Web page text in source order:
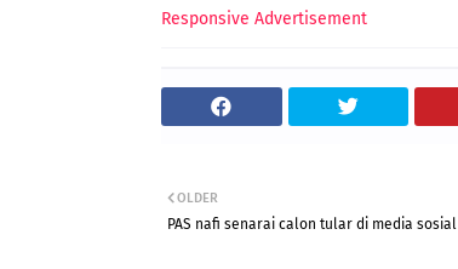
Responsive Advertisement
OLDER
PAS nafi senarai calon tular di media sosial